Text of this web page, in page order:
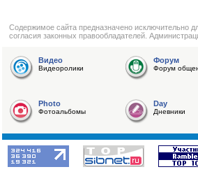
Cодержимое сайта предназначено исключительно
согласия законных правообладателей.
Видео
Видеоролики
Форум
Форум
Photo
Фотоальбомы
Day
Дневники